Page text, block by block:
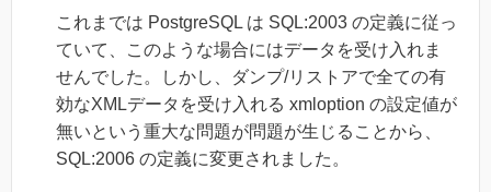
これまでは PostgreSQL は SQL:2003 の定義に従っ
ていて、このような場合にはデータを受け入れま
せんでした。しかし、ダンプ/リストアで全ての有
効なXMLデータを受け入れる xmloption の設定値が
無いという重大な問題が問題が生じることから、
SQL:2006 の定義に変更されました。